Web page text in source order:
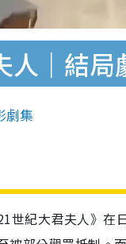
人｜結
劇集
世紀大君夫人》在